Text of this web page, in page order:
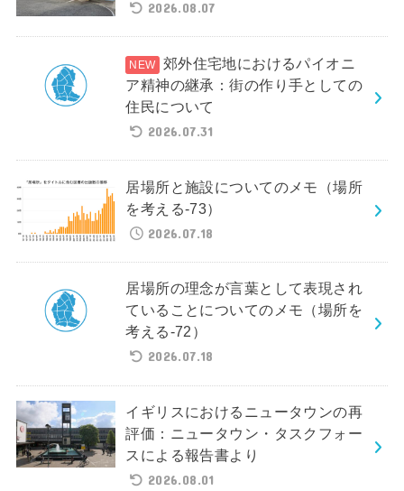
2026.08.07
郊外住宅地におけるパイオニ
ア精神の継承：街の作り手としての
住民について
2026.07.31
居場所と施設についてのメモ（場所
を考える-73）
2026.07.18
居場所の理念が言葉として表現され
ていることについてのメモ（場所を
考える-72）
2026.07.18
イギリスにおけるニュータウンの再
評価：ニュータウン・タスクフォー
スによる報告書より
2026.08.01